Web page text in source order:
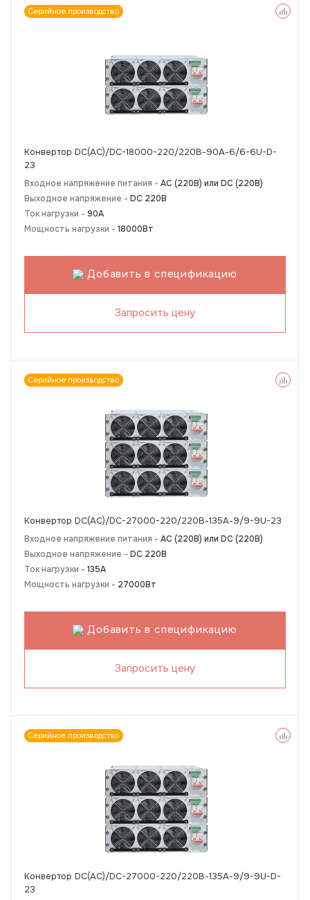
Серийное производство
Конвертор DC(AC)/DC-18000-220/220В-90А-6/6-6U-D-
23
Входное напряжение питания - АС (220В) или DC (220В)
Выходное напряжение - DC 220В
Ток нагрузки - 90А
Мощность нагрузки - 18000Вт
Добавить в спецификацию
Запросить цену
Серийное производство
Конвертор DC(AC)/DC-27000-220/220В-135А-9/9-9U-23
Входное напряжение питания - АС (220В) или DC (220В)
Выходное напряжение - DC 220В
Ток нагрузки - 135А
Мощность нагрузки - 27000Вт
Добавить в спецификацию
Запросить цену
Серийное производство
Конвертор DC(AC)/DC-27000-220/220В-135А-9/9-9U-D-
23